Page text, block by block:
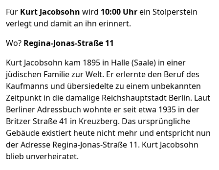
Für Kurt Jacobsohn wird 10:00 Uhrein Stolperstein
verlegt und damit an ihn erinnert.
Wo? Regina-Jonas-Straße 11
Kurt Jacobsohn kam 1895 in Halle (Saale) in einer
jüdischen Familie zur Welt. Er erlernte den Beruf des
Kaufmanns und übersiedelte zu einem unbekannten
Zeitpunkt in die damalige Reichshauptstadt Berlin. Laut
Berliner Adressbuch wohnte er seit etwa 1935 in der
Britzer Straße 41 in Kreuzberg. Das ursprüngliche
Gebäude existiert heute nicht mehr und entspricht nun
der Adresse Regina-Jonas-Straße 11. Kurt Jacobsohn
blieb unverheiratet.